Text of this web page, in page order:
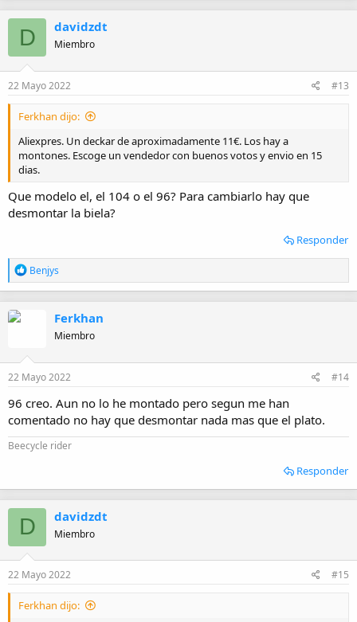
D davidzdt
Miembro
22 Mayo 2022 #13
Ferkhan dijo:
Aliexpres. Un deckar de aproximadamente 11€. Los hay a
montones. Escoge un vendedor con buenos votos y envio en 15
dias.
Que modelo el, el 104 o el 96? Para cambiarlo hay que
desmontar la biela?
Responder
R
e
a
n
e
s
Benjys
Ferkhan
Miembro
22 Mayo 2022 #14
96 creo. Aun no lo he montado pero segun me han
comentado no hay que desmontar nada mas que el plato.
Beecycle rider
Responder
D davidzdt
Miembro
22 Mayo 2022 #15
Ferkhan dijo: